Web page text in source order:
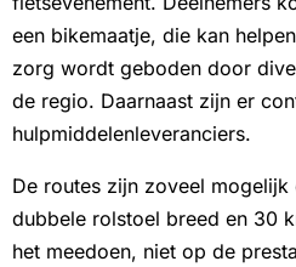
een bikemaatje, die kan
zorg wordt geboden door
de regio. Daarnaast zijn er
hulpmiddelenleveranciers.
De routes zijn zoveel mogelijk
dubbele rolstoel breed en 30
het meedoen, niet op de